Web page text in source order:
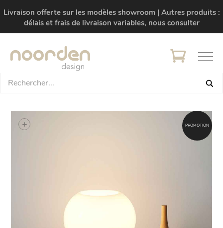
Livraison offerte sur les modèles showroom | Autres produits :
délais et frais de livraison variables, nous consulter
PROMOTION
+